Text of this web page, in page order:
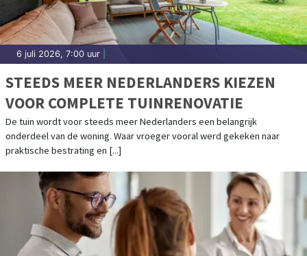
6 juli 2026, 7:00 uur
STEEDS MEER NEDERLANDERS KIEZEN
VOOR COMPLETE TUINRENOVATIE
De tuin wordt voor steeds meer Nederlanders een belangrijk
onderdeel van de woning. Waar vroeger vooral werd gekeken naar
praktische bestrating en [...]